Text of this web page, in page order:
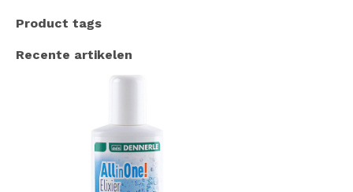
Product tags
Recente artikelen